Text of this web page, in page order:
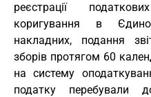
реєстрації
коригування в
накладних, подання
зборів протягом 60
на систему
податку перебували